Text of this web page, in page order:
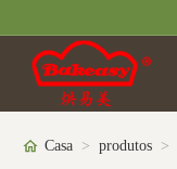
Casa > produtos >